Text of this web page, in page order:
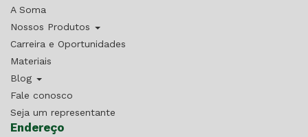
A Soma
Nossos Produtos
Carreira e Oportunidades
Materiais
Blog
Fale conosco
Seja um representante
Endereço